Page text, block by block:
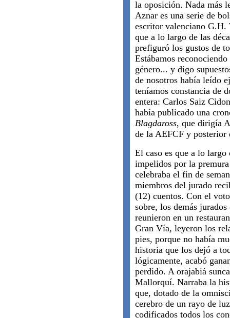
la oposición. Nada más
Aznar es una serie de
escritor valenciano G.H.
que a lo largo de las
prefiguró los gustos de
Estábamos
género... y digo
de nosotros había leído
teníamos constancia de
entera: Carlos Saiz
había publicado una
Blagdaross, que dirigía
de la AEFCF y
El caso es que a lo
impelidos por la
celebraba el fin de
miembros del jurado
(12) cuentos. Con el
sobre, los demás
reunieron en un
Gran Vía, leyeron los
pies, porque no había
historia que los dejó a
lógicamente, acabó
perdido. A orajabiá
Mallorquí. Narraba la
que, dotado de la
cerebro de un rayo de
codificados todos los